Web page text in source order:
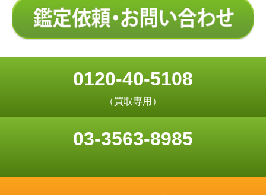
0120-40-5108
（買取専用）
03-3563-8985